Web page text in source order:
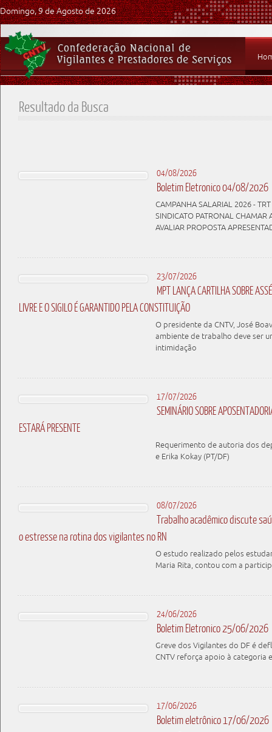
Domingo, 9 de Agosto de 2026
Resultado da Busca
04/08/2026
Boletim Eletronico 04/08/2026
CAMPANHA SALARIAL 2026 -
SINDICATO PATRONAL CHAMAR
AVALIAR PROPOSTA
23/07/2026
MPT LANÇA CARTILHA SOBRE
LIVRE E O SIGILO É GARANTIDO PELA CONSTITUIÇÃO
O presidente da CNTV, José
ambiente de trabalho deve ser
intimidação
17/07/2026
SEMINÁRIO SOBRE
ESTARÁ PRESENTE
Requerimento de autoria dos
e Erika Kokay (PT/DF)
08/07/2026
Trabalho acadêmico discute
o estresse na rotina dos vigilantes no RN
O estudo realizado pelos
Maria Rita, contou com a
24/06/2026
Boletim Eletronico 25/06/2026
Greve dos Vigilantes do DF é
CNTV reforça apoio à categoria
17/06/2026
Boletim eletrônico 17/06/2026